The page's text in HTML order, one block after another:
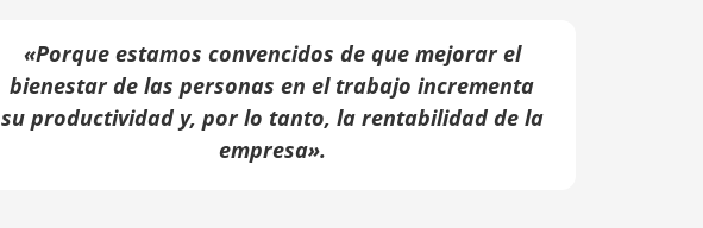
«Porque estamos convencidos de que mejorar el
bienestar de las personas en el trabajo incrementa
su productividad y, por lo tanto, la rentabilidad de la
empresa».